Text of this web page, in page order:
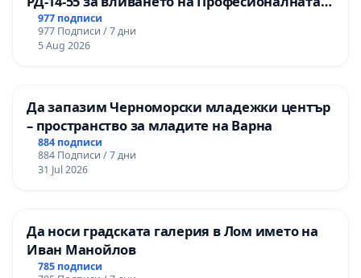
гимназия по промишлени технологии в
Професионалната гимназия по икономика и
мениджмънт – гр. Пазарджик
977 подписи
977 Подписи / 7 дни
5 Aug 2026
Да запазим Черноморски младежки център
– пространство за младите на Варна
884 подписи
884 Подписи / 7 дни
31 Jul 2026
Да носи градската галерия в Лом името на
Иван Манойлов
785 подписи